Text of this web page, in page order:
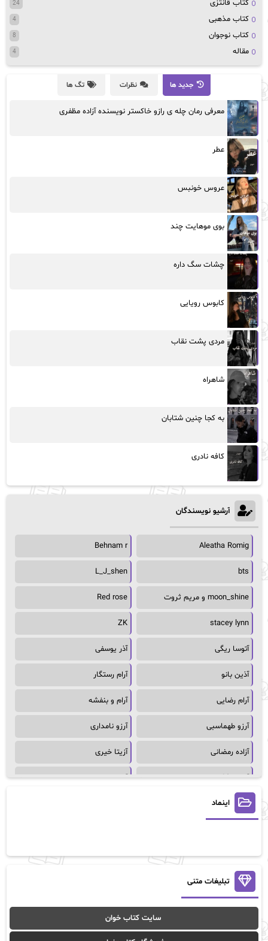
کتاب قانتزی 24
کتاب مذهبی 4
کتاب نوجوان 8
مقاله 4
جدید ها نظرات تگ ها
معرفی رمان چله ی رازو خاکستر نویسنده آزاده مظفری
عطر
عروس خونبس
بوی موهایت چند
چشات سگ داره
کابوس رویایی
مردی پشت نقاب
شاهراه
به کجا چنین شتابان
کافه نادری
آرشیو نویسندگان
Aleatha Romig
Behnam r
bts
L_J_shen
moon_shine و مریم ثروت Red rose
stacey lynn
ZK
آتوسا ریگی آذر یوسفی
آذین بانو آرام رستگار
آرام رضایی آرام و بنفشه
آرزو طهماسبی آرزو نامداری
آزاده رمضانی آزیتا خیری
آسمان64 آسمان۶۵
آسیه احمدی
آن ماری سلینکو آنا تاد
آنالیا
آوا موسوی آیدا (Aixi)
آیدا باقری آیسان صادقی
اینماد
تبلیغات متنی
سایت کتاب خوان